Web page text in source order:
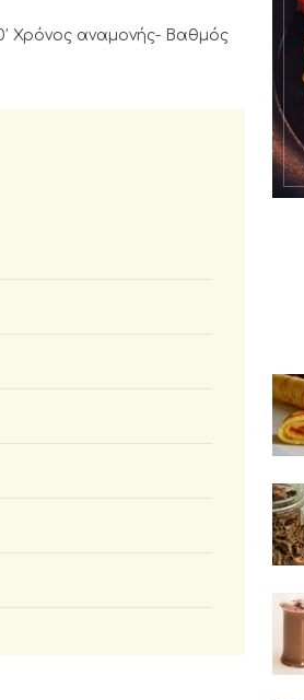
Χρόνος αναμονής- Βαθμός